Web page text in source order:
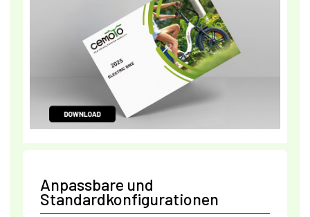
Anpassbare und
Standardkonfigurationen